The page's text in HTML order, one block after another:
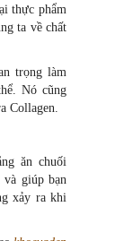
thực phẩm
ta về chất
trọng làm
Nó cũng
Collagen.
ăn chuối
và giúp bạn
xảy ra khi